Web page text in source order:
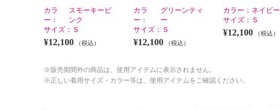
カラ
ー：
スモーキーピ
ンク
サイズ： Ｓ
¥12,100 （税込）
カラ
ー：
グリーンティ
ー
サイズ： Ｓ
¥12,100 （税込）
カラー： ネイビー
サイズ： Ｓ
¥12,100 （税込）
※販売期間外の商品は、使用アイテムに表示されません。
※正しい着用サイズ・カラー等は、使用アイテムをご確認ください。